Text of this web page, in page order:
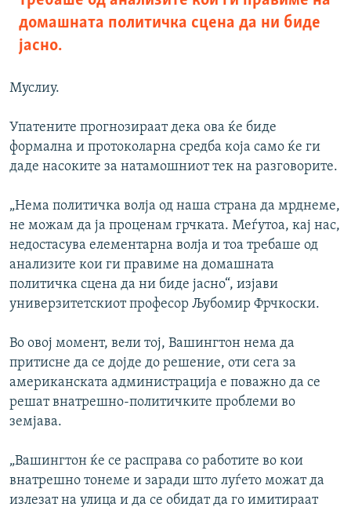
домашната политичка сцена да ни биде
јасно.
Муслиу.
Упатените прогнозираат дека ова ќе биде
формална и протоколарна средба која само ќе ги
даде насоките за натамошниот тек на разговорите.
„Нема политичка волја од наша страна да мрднеме,
не можам да ја проценам грчката. Меѓутоа, кај нас,
недостасува елементарна волја и тоа требаше од
анализите кои ги правиме на домашната
политичка сцена да ни биде јасно“, изјави
универзитетскиот професор Љубомир Фрчкоски.
Во овој момент, вели тој, Вашингтон нема да
притисне да се дојде до решение, оти сега за
американската администрација е поважно да се
решат внатрешно-политичките проблеми во
земјава.
„Вашингтон ќе се расправа со работите во кои
внатрешно тонеме и заради што луѓето можат да
излезат на улица и да се обидат да го имитираат